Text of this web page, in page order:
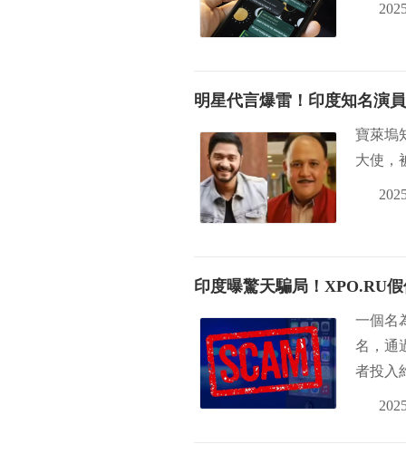
明星代言爆雷！印度知名演
寶萊塢
大使，
印度曝驚天騙局！XPO.RU
一個名
名，通
者投入